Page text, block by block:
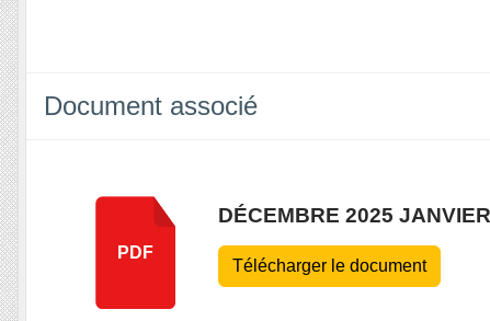
Document associé
PDF
DÉCEMBRE 2025
Télécharger le document